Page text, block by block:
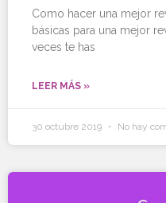
Como hacer una mejor
básicas para una mejor
veces te has
LEER MÁS »
30 octubre 2019 No hay